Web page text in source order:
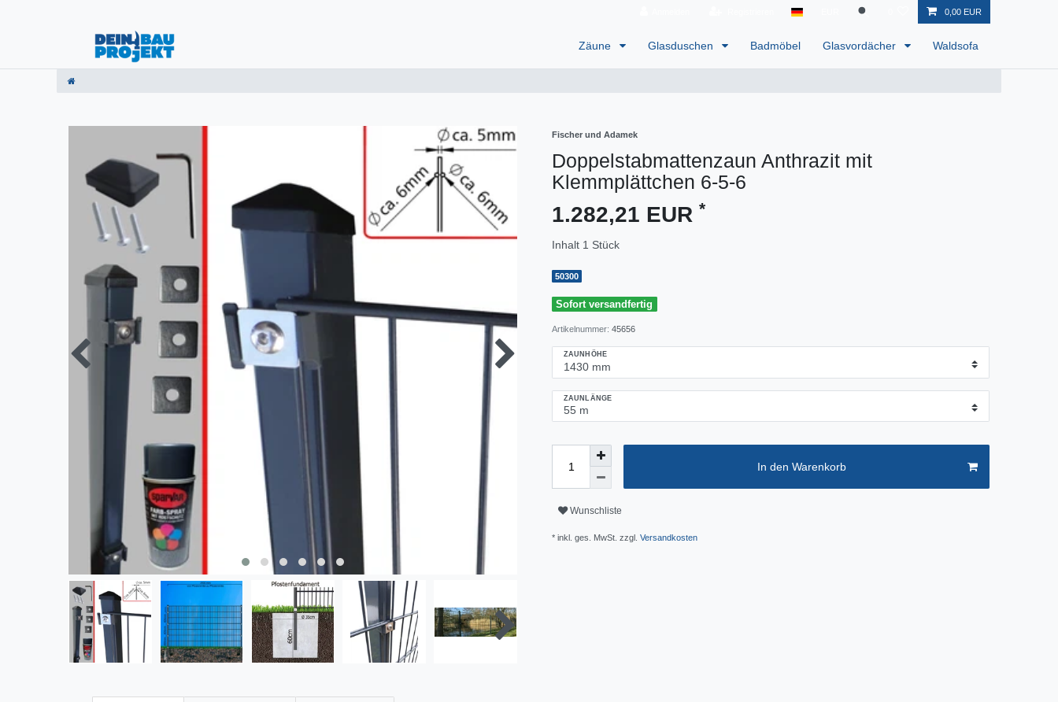
0,00 EUR
Zäune Glasduschen Badmöbel Glasvordächer Waldsofa
Fischer und Adamek
Doppelstabmattenzaun Anthrazit mit
Klemmplättchen 6-5-6
1.282,21 EUR *
Inhalt 1 Stück
50300
Sofort versandfertig
Artikelnummer: 45656
ZAUNHÖHE
ZAUNLÄNGE
In den Warenkorb
Wunschliste
* inkl. ges. MwSt. zzgl. Versandkosten